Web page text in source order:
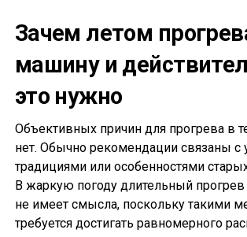
Зачем летом
машину и
это нужно
Объективных причин для прогрева в
нет. Обычно рекомендации связаны с
традициями или особенностями
В жаркую погоду длительный
не имеет смысла, поскольку такими
требуется достигать равномерного